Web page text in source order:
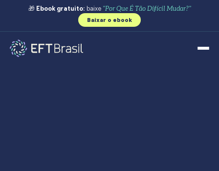
🎁 Ebook gratuito: baixe "Por Que É Tão Difícil Mudar?"
Baixar o ebook